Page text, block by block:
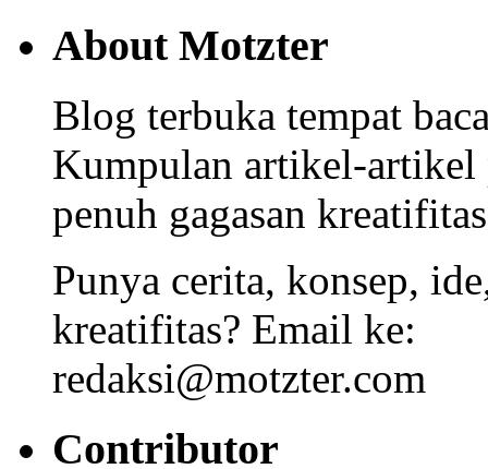
About Motzter
Blog terbuka tempat
Kumpulan artikel-artikel
penuh gagasan
Punya cerita, konsep,
kreatifitas? Email ke:
redaksi@motzter.com
Contributor